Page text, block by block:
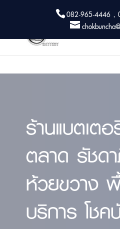
082-965-4446 ,
ร้านแบตเต
ตลาด รัชด
ห้วยขวาง
บริการ โช